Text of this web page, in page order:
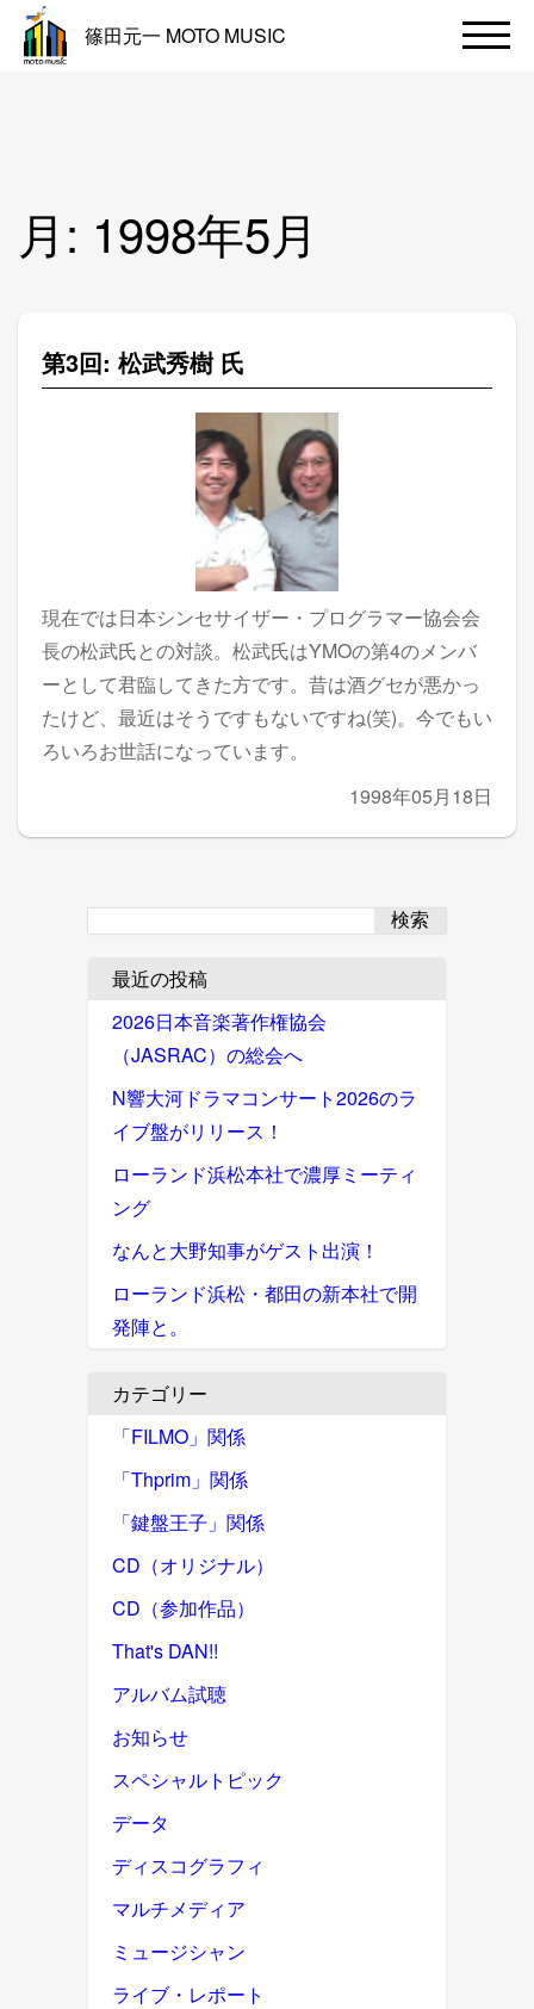
篠田元一 MOTO MUSIC
月: 1998年5月
第3回: 松武秀樹 氏
現在では日本シンセサイザー・プログラマー協会会
長の松武氏との対談。松武氏はYMOの第4のメンバ
ーとして君臨してきた方です。昔は酒グセが悪かっ
たけど、最近はそうですもないですね(笑)。今でもい
ろいろお世話になっています。
1998年05月18日
検索
最近の投稿
2026日本音楽著作権協会
（JASRAC）の総会へ
N響大河ドラマコンサート2026のラ
イブ盤がリリース！
ローランド浜松本社で濃厚ミーティ
ング
なんと大野知事がゲスト出演！
ローランド浜松・都田の新本社で開
発陣と。
カテゴリー
「FILMO」関係
「Thprim」関係
「鍵盤王子」関係
CD（オリジナル）
CD（参加作品）
That's DAN!!
アルバム試聴
お知らせ
スペシャルトピック
データ
ディスコグラフィ
マルチメディア
ミュージシャン
ライブ・レポート